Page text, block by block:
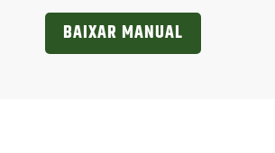
BAIXAR MANUAL